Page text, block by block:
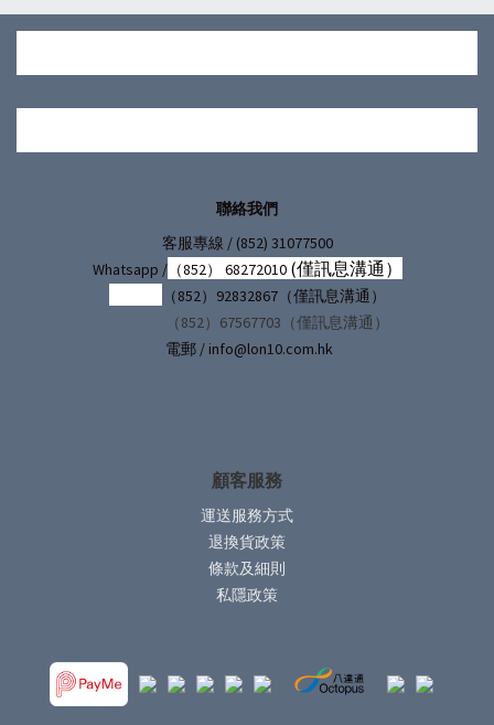
聯絡我們
客服專線 / (852) 31077500
Whatsapp /（852） 68272010 (僅訊息溝通）
（852）92832867（僅訊息溝通）
（852）67567703（僅訊息溝通）
電郵 / info@lon10.com.hk
顧客服務
運送服務方式
退換貨政策
條款及細則
私隱政策